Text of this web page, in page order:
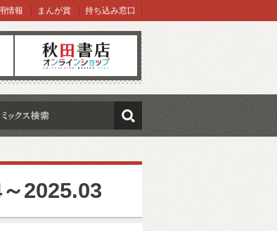
オンラインショップ
情報 まんが賞 持ち込み窓口
検索
2025.03